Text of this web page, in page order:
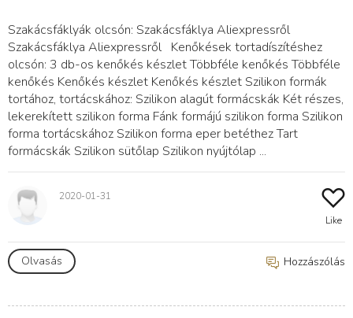
Szakácsfáklyák olcsón: Szakácsfáklya Aliexpressről
Szakácsfáklya Aliexpressről Kenőkések tortadíszítéshez
olcsón: 3 db-os kenőkés készlet Többféle kenőkés Többféle
kenőkés Kenőkés készlet Kenőkés készlet Szilikon formák
tortához, tortácskához: Szilikon alagút formácskák Két részes,
lekerekített szilikon forma Fánk formájú szilikon forma Szilikon
forma tortácskához Szilikon forma eper betéthez Tart
formácskák Szilikon sütőlap Szilikon nyújtólap ...
2020-01-31
Like
Olvasás Hozzászólás